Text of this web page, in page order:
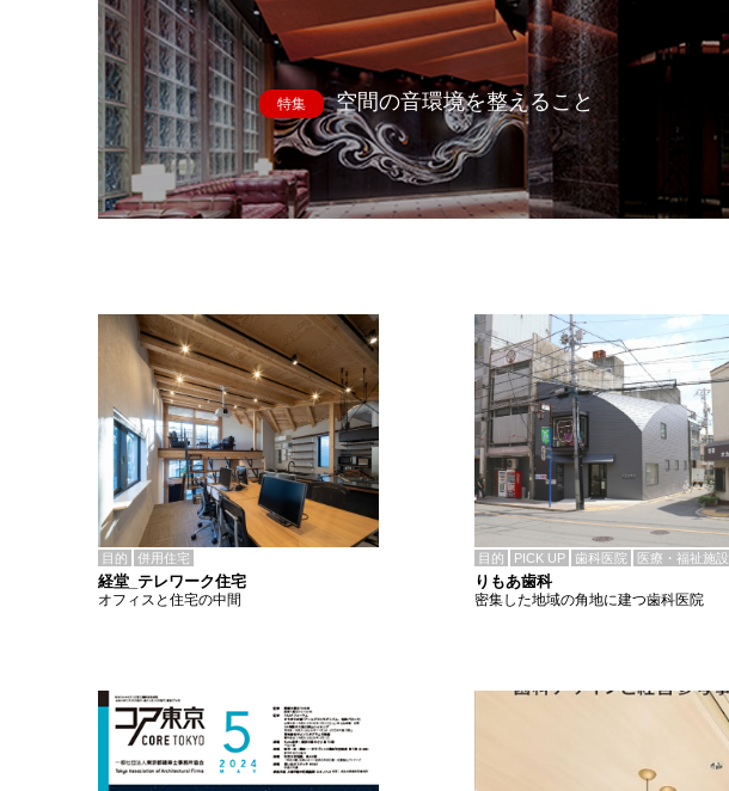
特集 空間の音環境を整えること
目的 併用住宅
経堂_テレワーク住宅
オフィスと住宅の中間
目的 PICK UP 歯科医院 医療・福祉施設
りもあ歯科
密集した地域の角地に建つ歯科医院